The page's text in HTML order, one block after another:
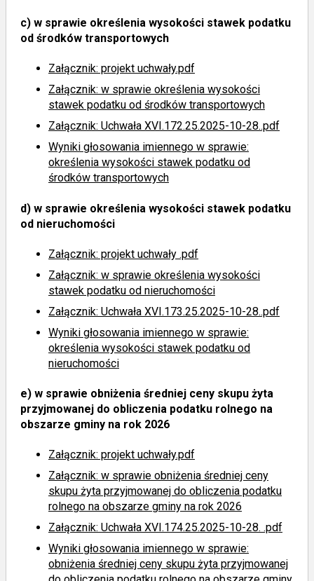
c) w sprawie określenia wysokości stawek podatku
od środków transportowych
Załącznik: projekt uchwały.pdf
Załącznik: w sprawie określenia wysokości
stawek podatku od środków transportowych
Załącznik: Uchwała XVI.172.25.2025-10-28..pdf
Wyniki głosowania imiennego w sprawie:
określenia wysokości stawek podatku od
środków transportowych
d) w sprawie określenia wysokości stawek podatku
od nieruchomości
Załącznik: projekt uchwały .pdf
Załącznik: w sprawie określenia wysokości
stawek podatku od nieruchomości
Załącznik: Uchwała XVI.173.25.2025-10-28..pdf
Wyniki głosowania imiennego w sprawie:
określenia wysokości stawek podatku od
nieruchomości
e) w sprawie obniżenia średniej ceny skupu żyta
przyjmowanej do obliczenia podatku rolnego na
obszarze gminy na rok 2026
Załącznik: projekt uchwały.pdf
Załącznik: w sprawie obniżenia średniej ceny
skupu żyta przyjmowanej do obliczenia podatku
rolnego na obszarze gminy na rok 2026
Załącznik: Uchwała XVI.174.25.2025-10-28. .pdf
Wyniki głosowania imiennego w sprawie:
obniżenia średniej ceny skupu żyta przyjmowanej